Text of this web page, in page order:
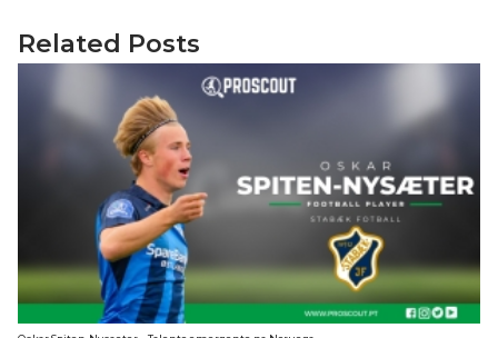
Related Posts